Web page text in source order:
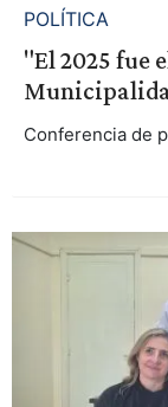
POLÍTICA
"El 2025 fue
Conferencia de